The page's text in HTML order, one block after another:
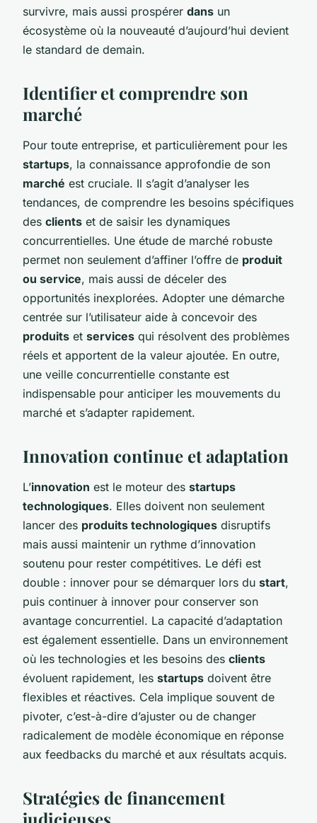
survivre, mais aussi prospérer dans un
écosystème où la nouveauté d’aujourd’hui devient
le standard de demain.
Identifier et comprendre son
marché
Pour toute entreprise, et particulièrement pour les
startups, la connaissance approfondie de son
marché est cruciale. Il s’agit d’analyser les
tendances, de comprendre les besoins spécifiques
des clients et de saisir les dynamiques
concurrentielles. Une étude de marché robuste
permet non seulement d’affiner l’offre de produit
ou service, mais aussi de déceler des
opportunités inexplorées. Adopter une démarche
centrée sur l’utilisateur aide à concevoir des
produits et services qui résolvent des problèmes
réels et apportent de la valeur ajoutée. En outre,
une veille concurrentielle constante est
indispensable pour anticiper les mouvements du
marché et s’adapter rapidement.
Innovation continue et adaptation
L’innovation est le moteur des startups
technologiques. Elles doivent non seulement
lancer des produits technologiques disruptifs
mais aussi maintenir un rythme d’innovation
soutenu pour rester compétitives. Le défi est
double : innover pour se démarquer lors du start,
puis continuer à innover pour conserver son
avantage concurrentiel. La capacité d’adaptation
est également essentielle. Dans un environnement
où les technologies et les besoins des clients
évoluent rapidement, les startups doivent être
flexibles et réactives. Cela implique souvent de
pivoter, c’est-à-dire d’ajuster ou de changer
radicalement de modèle économique en réponse
aux feedbacks du marché et aux résultats acquis.
Stratégies de financement